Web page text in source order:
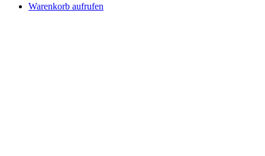
Warenkorb aufrufen